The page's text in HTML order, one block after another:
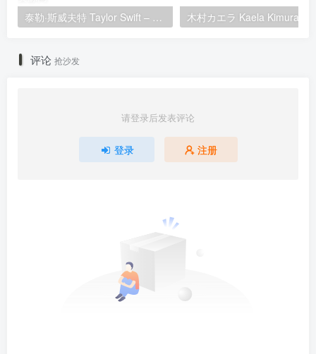
泰勒·斯威夫特 Taylor Swift – THE TORTURED POETS DEPARTMENT: THE ANTHOLOGY[E] 2024 [24Bit/48kH] [Hi-Res Flac 1.44GB]
评论 抢沙发
请登录后发表评论
登录 注册